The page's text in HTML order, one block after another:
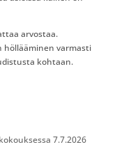
arvostaa.
höllääminen varmasti
kohtaan.
7.7.2026